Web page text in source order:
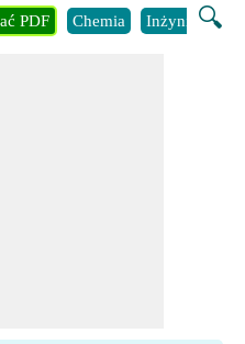
🔍
PDF Chemia Inżynieria